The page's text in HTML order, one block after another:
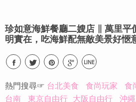
珍如意海鮮餐廳二嫂店 ∥ 萬里平
明實在，吃海鮮配無敵美景好愜
LINE
熱門搜尋☞ 台北美食 食尚玩家 食
台南
東京自由行 大阪自由行 沖